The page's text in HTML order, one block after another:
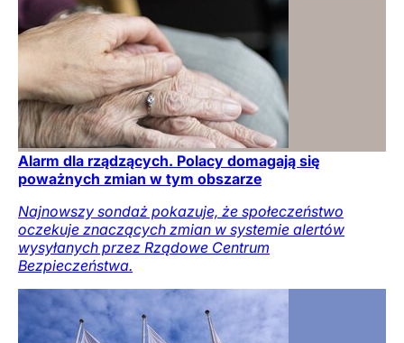
Alarm dla rządzących. Polacy domagają się
poważnych zmian w tym obszarze
Najnowszy sondaż pokazuje, że społeczeństwo
oczekuje znaczących zmian w systemie alertów
wysyłanych przez Rządowe Centrum
Bezpieczeństwa.